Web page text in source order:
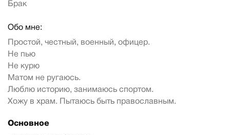
Брак
Обо мне:
Простой, честный, военный, офицер.
Не пью
Не курю
Матом не ругаюсь.
Люблю историю, занимаюсь спортом.
Хожу в храм. Пытаюсь быть православным.
Основное